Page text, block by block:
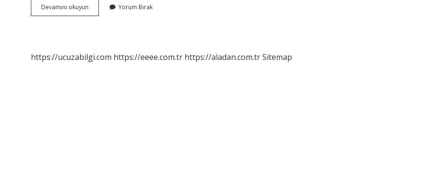
Devamını okuyun Akçakocaya
Ne
Yorum Bırak
https://ucuzabilgi.com https://eeee.com.tr https://aladan.com.trSitemap